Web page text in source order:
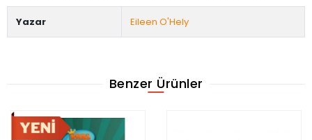
Yazar Eileen O'Hely
Benzer Ürünler